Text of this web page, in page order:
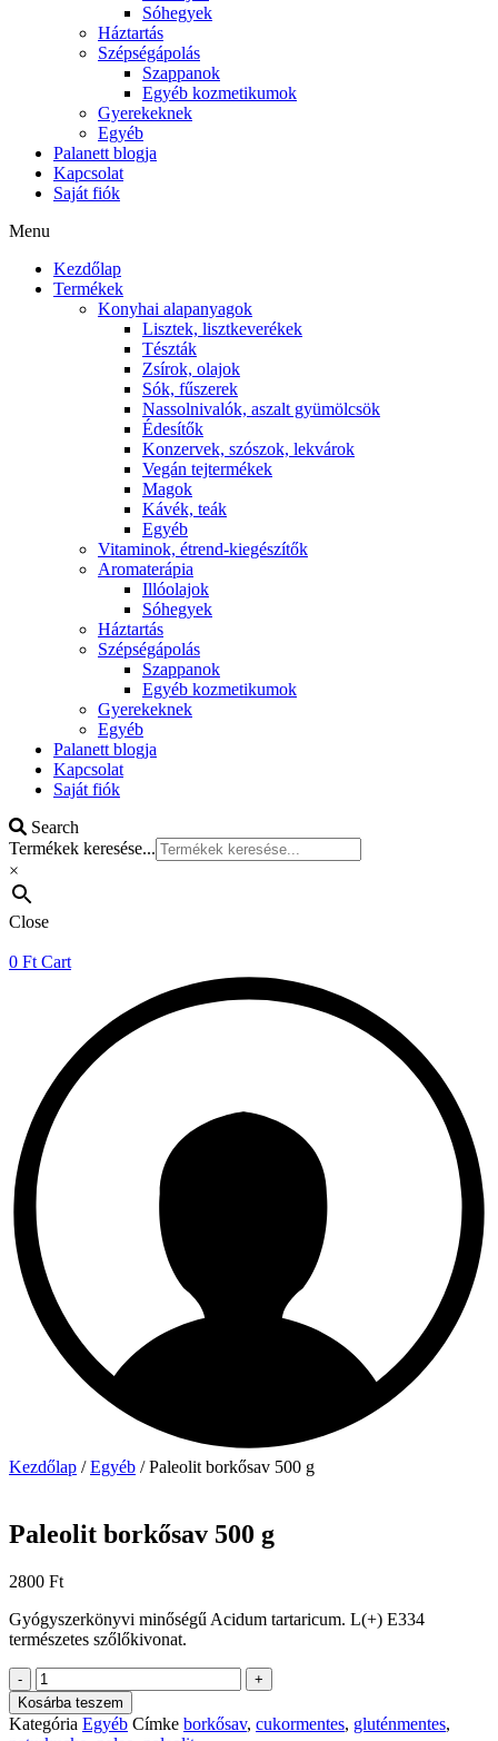
Sóhegyek
Háztartás
Szépségápolás
Szappanok
Egyéb kozmetikumok
Gyerekeknek
Egyéb
Palanett blogja
Kapcsolat
Saját fiók
Menu
Kezdőlap
Termékek
Konyhai alapanyagok
Lisztek, lisztkeverékek
Tészták
Zsírok, olajok
Sók, fűszerek
Nassolnivalók, aszalt gyümölcsök
Édesítők
Konzervek, szószok, lekvárok
Vegán tejtermékek
Magok
Kávék, teák
Egyéb
Vitaminok, étrend-kiegészítők
Aromaterápia
Illóolajok
Sóhegyek
Háztartás
Szépségápolás
Szappanok
Egyéb kozmetikumok
Gyerekeknek
Egyéb
Palanett blogja
Kapcsolat
Saját fiók
Search
Termékek keresése...
×
Close
0 Ft Cart
Kezdőlap /Egyéb / Paleolit borkősav 500 g
Paleolit borkősav 500 g
2800 Ft
Gyógyszerkönyvi minőségű Acidum tartaricum. L(+) ​E334
természetes szőlőkivonat.
-
Paleolit
borkősav
500
g
+
Kosárba teszem
Kategória Egyéb Címke borkősav, cukormentes, gluténmentes,